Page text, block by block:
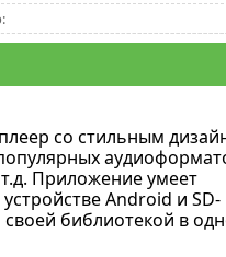
со стильным
т.д. Приложение умеет
Android и SD-
своей библиотекой в